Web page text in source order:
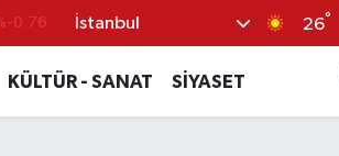
%0.16
%-0.02
İstanbul 26°
KÜLTÜR - SANAT SİYASET